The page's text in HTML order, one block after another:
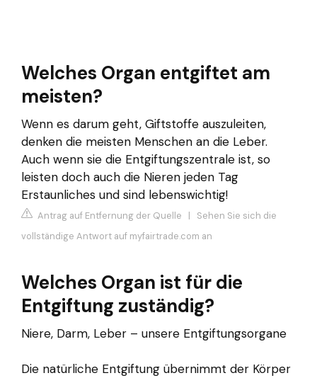
Welches Organ entgiftet am
meisten?
Wenn es darum geht, Giftstoffe auszuleiten,
denken die meisten Menschen an die Leber.
Auch wenn sie die Entgiftungszentrale ist, so
leisten doch auch die Nieren jeden Tag
Erstaunliches und sind lebenswichtig!
Antrag auf Entfernung der Quelle | Sehen Sie sich die
vollständige Antwort auf myfairtrade.com an
Welches Organ ist für die
Entgiftung zuständig?
Niere, Darm, Leber – unsere Entgiftungsorgane
Die natürliche Entgiftung übernimmt der Körper